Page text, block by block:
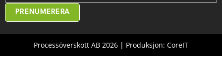
PRENUMERERA
Processöverskott AB 2026 | Produksjon: CoreIT